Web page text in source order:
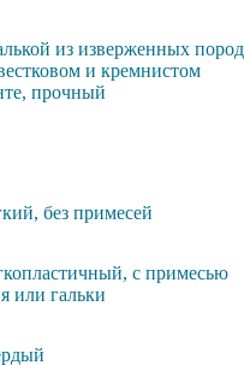
из изверженных пород
и кремнистом
прочный
без примесей
с примесью
или гальки